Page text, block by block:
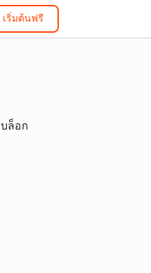
เริ่มต้นฟรี
บล็อก